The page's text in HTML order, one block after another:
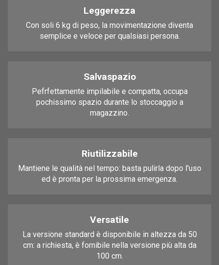
Leggerezza
Con soli 6 kg di peso, la movimentazione diventa
semplice e veloce per qualsiasi persona.
Salvaspazio
Pefrfettamente impilabile e compatta, occupa
pochissimo spazio durante lo stoccaggio a
magazzino.
Riutilizzabile
Mantiene le qualità nel tempo: basta pulirla dopo l'uso
ed è pronta per la prossima emergenza.
Versatile
La versione standard è disponibile in altezza da 50
cm: a richiesta, è fornibile nella versione più alta da
100 cm.